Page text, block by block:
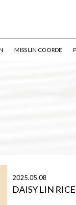
MISS LIN COORDE
2025.05.08
DAISY LIN